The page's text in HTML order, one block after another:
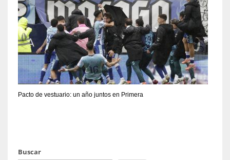
Pacto de vestuario: un año juntos en Primera
Buscar